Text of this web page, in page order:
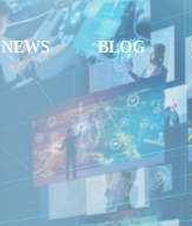
NEWS BLOG